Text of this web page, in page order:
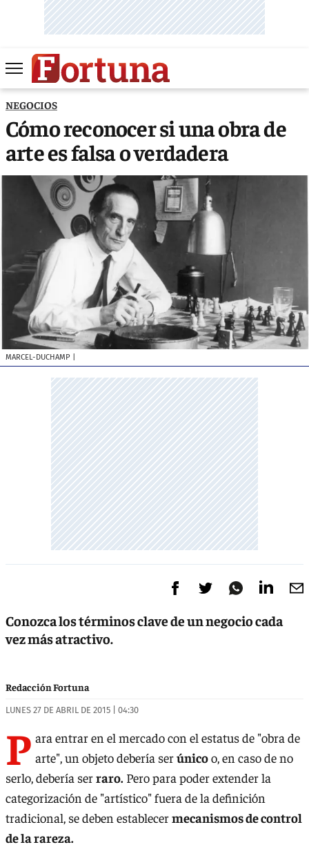
NEGOCIOS
Cómo reconocer si una obra de
arte es falsa o verdadera
MARCEL-DUCHAMP
Conozca los términos clave de un negocio cada
vez más atractivo.
Redacción Fortuna
LUNES 27 DE ABRIL DE 2015 | 04:30
P ara entrar en el mercado con el estatus de "obra de
arte", un objeto debería serúnicoo, en caso de no
serlo, debería serraro. Pero para poder extender la
categorización de "artístico" fuera de la definición
tradicional, se deben establecermecanismos de control
de la rareza.